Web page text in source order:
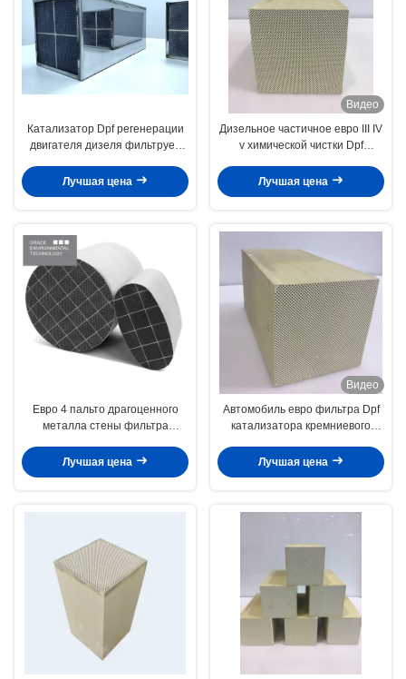
Катализатор Dpf регенерации
двигателя дизеля фильтрует
черный дым
Лучшая цена
Видео
Дизельное частичное евро III IV
v химической чистки Dpf
Лучшая цена
Евро 4 пальто драгоценного
металла стены фильтра
катализатора 5 Sic
Лучшая цена
Видео
Автомобиль евро фильтра Dpf
катализатора кремниевого
тепловое расширение
Лучшая цена